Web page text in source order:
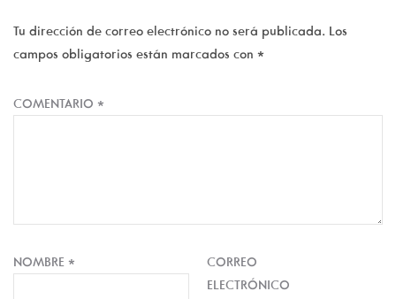
Tu dirección de correo electrónico no será publicada. Los
campos obligatorios están marcados con *
COMENTARIO *
NOMBRE *
CORREO
ELECTRÓNICO